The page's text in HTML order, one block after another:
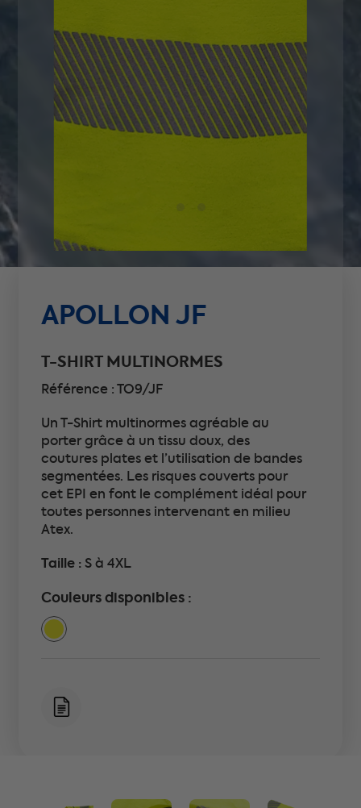
APOLLON JF
T-SHIRT MULTINORMES
Référence : TO9/JF
Un T-Shirt multinormes agréable au
porter grâce à un tissu doux, des
coutures plates et l’utilisation de bandes
segmentées. Les risques couverts pour
cet EPI en font le complément idéal pour
toutes personnes intervenant en milieu
Atex.
Taille :S à 4XL
Couleurs disponibles :